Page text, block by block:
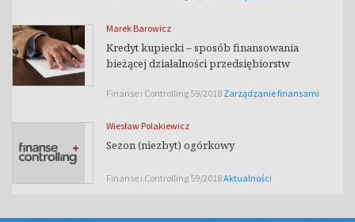
Marek Barowicz
Kredyt kupiecki – sposób finansowania
bieżącej działalności przedsiębiorstw
Finanse i Controlling 59/2018 Zarządzanie finansami
Wiesław Polakiewicz
Sezon (niezbyt) ogórkowy
Finanse i Controlling 59/2018Aktualności